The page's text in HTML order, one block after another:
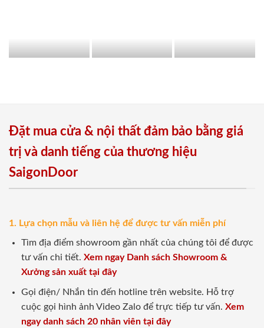
Đặt mua cửa & nội thất đảm bảo bằng giá
trị và danh tiếng của thương hiệu
SaigonDoor
1. Lựa chọn mẫu và liên hệ để được tư vấn miễn phí
Tìm địa điểm showroom gần nhất của chúng tôi để được
tư vấn chi tiết. Xem ngay Danh sách Showroom &
Xưởng sản xuất tại đây
Gọi điện/ Nhắn tin đến hotline trên website. Hỗ trợ
cuộc gọi hình ảnh Video Zalo để trực tiếp tư vấn. Xem
ngay danh sách 20 nhân viên tại đây